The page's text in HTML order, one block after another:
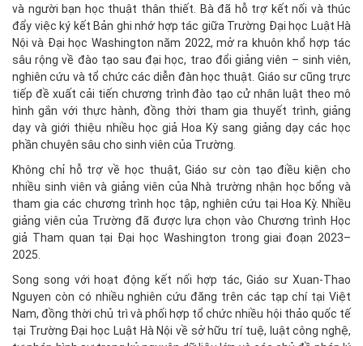
và người bạn học thuật thân thiết. Bà đã hỗ trợ kết nối và thúc
đẩy việc ký kết Bản ghi nhớ hợp tác giữa Trường Đại học Luật Hà
Nội và Đại học Washington năm 2022, mở ra khuôn khổ hợp tác
sâu rộng về đào tạo sau đại học, trao đổi giảng viên – sinh viên,
nghiên cứu và tổ chức các diễn đàn học thuật. Giáo sư cũng trực
tiếp đề xuất cải tiến chương trình đào tạo cử nhân luật theo mô
hình gắn với thực hành, đồng thời tham gia thuyết trình, giảng
dạy và giới thiệu nhiều học giả Hoa Kỳ sang giảng dạy các học
phần chuyên sâu cho sinh viên của Trường.
Không chỉ hỗ trợ về học thuật, Giáo sư còn tạo điều kiện cho
nhiều sinh viên và giảng viên của Nhà trường nhận học bổng và
tham gia các chương trình học tập, nghiên cứu tại Hoa Kỳ. Nhiều
giảng viên của Trường đã được lựa chọn vào Chương trình Học
giả Tham quan tại Đại học Washington trong giai đoạn 2023–
2025.
Song song với hoạt động kết nối hợp tác, Giáo sư Xuan-Thao
Nguyen còn có nhiều nghiên cứu đăng trên các tạp chí tại Việt
Nam, đồng thời chủ trì và phối hợp tổ chức nhiều hội thảo quốc tế
tại Trường Đại học Luật Hà Nội về sở hữu trí tuệ, luật công nghệ,